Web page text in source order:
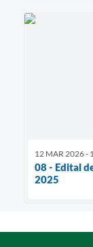
12 MAR 2026 -
08 - Edital
2025